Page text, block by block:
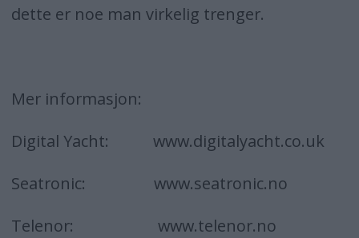
dette er noe man virkelig trenger.
Mer informasjon:
Digital Yacht: www.digitalyacht.co.uk
Seatronic: www.seatronic.no
Telenor: www.telenor.no